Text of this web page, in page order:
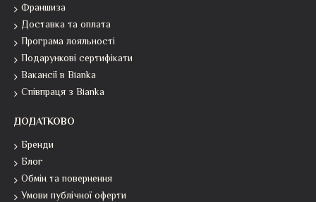
Франшиза
Доставка та оплата
Програма лояльності
Подарункові сертифікати
Вакансії в Bianka
Співпраця з Bianka
ДОДАТКОВО
Бренди
Блог
Обмін та повернення
Умови публічної оферти